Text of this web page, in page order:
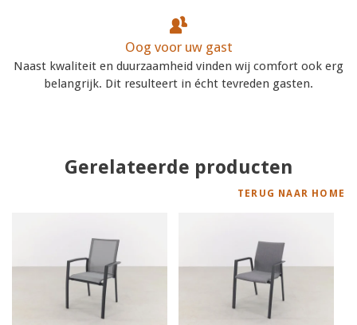
Oog voor uw gast
Naast kwaliteit en duurzaamheid vinden wij comfort ook erg
belangrijk. Dit resulteert in écht tevreden gasten.
Gerelateerde producten
TERUG NAAR HOME